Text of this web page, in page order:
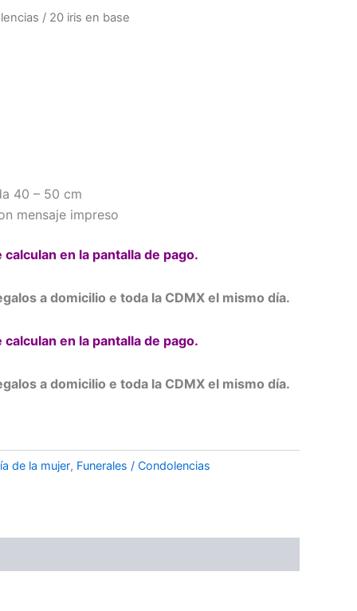
/ 20 iris en base
40 – 50 cm
mensaje impreso
en la pantalla de pago.
a domicilio e toda la CDMX el mismo día.
en la pantalla de pago.
a domicilio e toda la CDMX el mismo día.
de la mujer, Funerales / Condolencias